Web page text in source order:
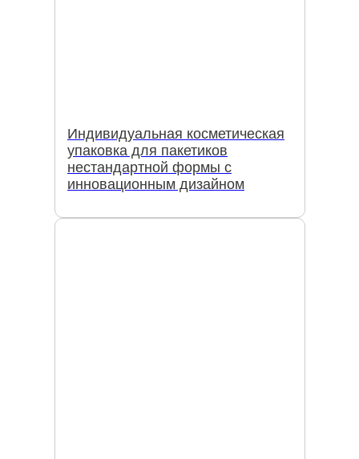
Индивидуальная косметическая
упаковка для пакетиков
нестандартной формы с
инновационным дизайном